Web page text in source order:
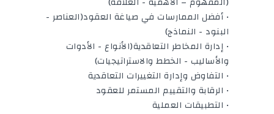
• أفضل الممارسات في صياغة العقود(العناصر -
البنود - النماذج)
• إدارة المخاطر التعاقدية(الأنواع - الأدوات
والأساليب - الخطط والاستراتيجيات)
• التفاوض وإدارة التغييرات التعاقدية
• الرقابة والتقييم المستمر للعقود
• التطبيقات العملية